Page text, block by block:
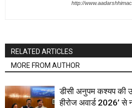
http://
RELATED ARTICLES
MORE FROM AUTHOR
डीसी अनुपम कश्यप की
हीरोज अवार्ड 2026’ से